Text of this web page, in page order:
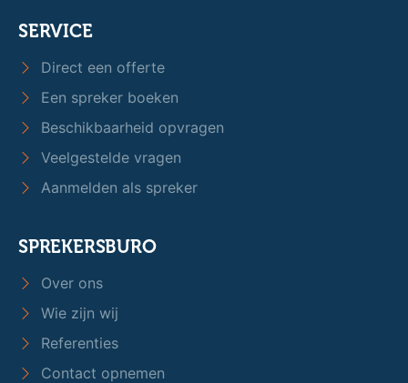
SERVICE
Direct een offerte
Een spreker boeken
Beschikbaarheid opvragen
Veelgestelde vragen
Aanmelden als spreker
SPREKERSBURO
Over ons
Wie zijn wij
Referenties
Contact opnemen